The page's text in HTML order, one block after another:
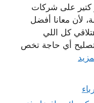
على شركات
لأن معانا أفضل
كل اللي
تصليح أي حاجة تخص